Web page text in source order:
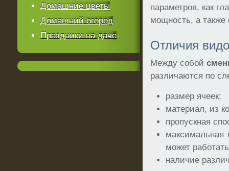
параметров, как
мощность, а также
Отличия
Между собой
различаются по
размер ячеек;
материал, из
пропускная
максимальная
может
наличие
Домашние цветы
Домашний огород
Праздники на даче